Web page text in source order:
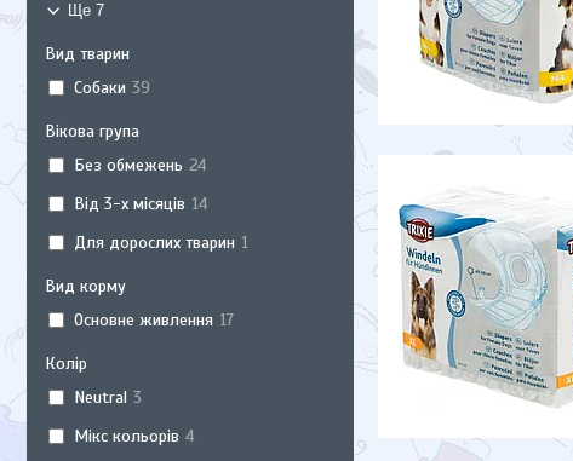
Ще 7
Вид тварин
Собаки 39
Вікова група
Без обмежень 24
Від 3-х місяців 14
Для дорослих тварин 1
Вид корму
Основне живлення 17
Колір
Neutral 3
Мікс кольорів 4